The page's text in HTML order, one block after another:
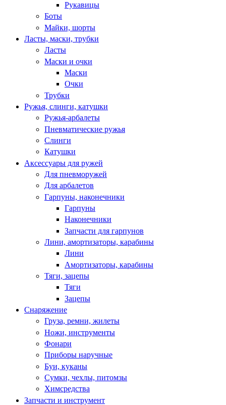
Рукавицы
Боты
Майки, шорты
Ласты, маски, трубки
Ласты
Маски и очки
Маски
Очки
Трубки
Ружья, слинги, катушки
Ружья-арбалеты
Пневматические ружья
Слинги
Катушки
Аксессуары для ружей
Для пневморужей
Для арбалетов
Гарпуны, наконечники
Гарпуны
Наконечники
Запчасти для гарпунов
Лини, амортизаторы, карабины
Лини
Амортизаторы, карабины
Тяги, зацепы
Тяги
Зацепы
Снаряжение
Груза, ремни, жилеты
Ножи, инструменты
Фонари
Приборы наручные
Буи, куканы
Сумки, чехлы, питомзы
Химсредства
Запчасти и инструмент